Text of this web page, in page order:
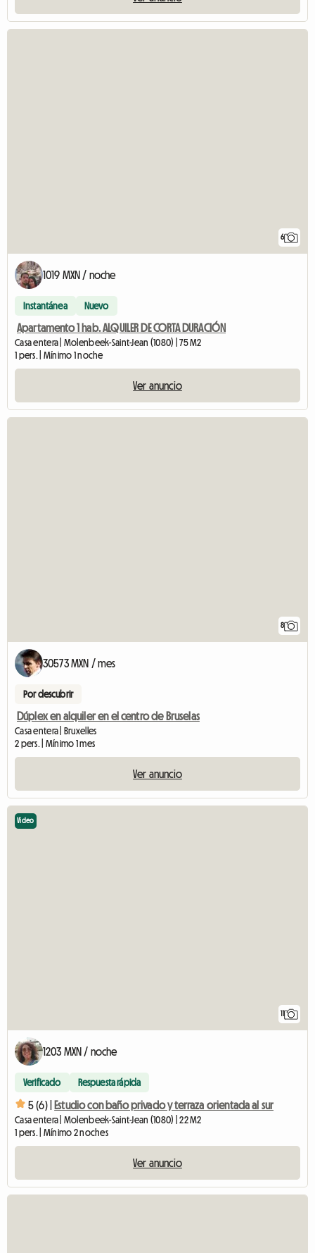
6
1019 MXN / noche
Instantánea Nuevo
Apartamento 1 hab. ALQUILER DE CORTA DURACIÓN
Casa entera | Molenbeek-Saint-Jean (1080) | 75 M2
1 pers. | Mínimo 1 noche
Ver anuncio
8
30573 MXN / mes
Por descubrir
Dúplex en alquiler en el centro de Bruselas
Casa entera | Bruxelles
2 pers. | Mínimo 1 mes
Ver anuncio
11
Video
1203 MXN / noche
Verificado Respuesta rápida
5 (6) | Estudio con baño privado y terraza orientada al sur
Casa entera | Molenbeek-Saint-Jean (1080) | 22 M2
1 pers. | Mínimo 2 noches
Ver anuncio